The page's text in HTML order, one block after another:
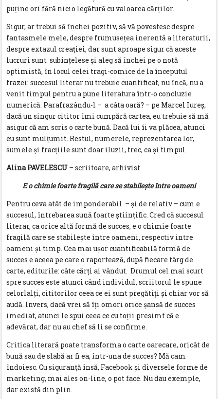
puține ori fără nicio legătură cu valoarea cărților.
Sigur, ar trebui să închei pozitiv, să vă povestesc despre
fantasmele mele, despre frumusețea inerentă a literaturii,
despre extazul creației, dar sunt aproape sigur că aceste
lucruri sunt subînțelese și aleg să închei pe o notă
optimistă, în locul celei tragi-comice de la începutul
frazei: succesul literar nu trebuie cuantificat, nu încă, nu a
venit timpul pentru a pune literatura într-o concluzie
numerică. Parafrazându-l – a câta oară? – pe Marcel Iureș,
dacă un singur cititor îmi cumpără cartea, eu trebuie să mă
asigur că am scris o carte bună. Dacă lui îi va plăcea, atunci
eu sunt mulțumit. Restul, numerele, reprezentarea lor,
sumele și fracțiile sunt doar iluzii, trec, ca și timpul.
Alina PAVELESCU – scriitoare, arhivist
E o chimie foarte fragilă care se stabilește între oameni
Pentru ceva atât de imponderabil – și de relativ – cum e
succesul, întrebarea sună foarte științific. Cred că succesul
literar, ca orice altă formă de succes, e o chimie foarte
fragilă care se stabilește între oameni, respectiv intre
oameni și timp. Cea mai ușor cuantificabilă formă de
succes e aceea pe care o raportează, după fiecare târg de
carte, editurile: câte cărți ai vândut. Drumul cel mai scurt
spre succes este atunci când individul, scriitorul le spune
celorlalți, cititorilor ceea ce ei sunt pregătiți și chiar vor să
audă. Invers, dacă vrei să îți omori orice șansă de succes
imediat, atunci le spui ceea ce cu toții presimt că e
adevărat, dar nu au chef să li se confirme.
Critica literară poate transforma o carte oarecare, oricât de
bună sau de slabă ar fi ea, într-una de succes? Mă cam
îndoiesc. Cu siguranță însă, Facebook și diversele forme de
marketing, mai ales on-line, o pot face. Nu dau exemple,
dar există din plin.